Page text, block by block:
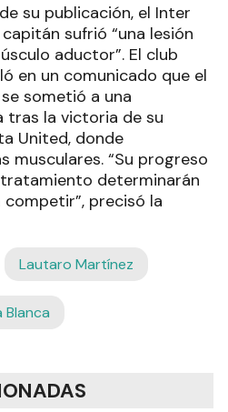
su publicación, el Inter
sufrió “una lesión
aductor”. El club
en un comunicado que el
sometió a una
tras la victoria de su
United, donde
musculares. “Su progreso
determinarán
precisó la
Lautaro Martínez
Blanca